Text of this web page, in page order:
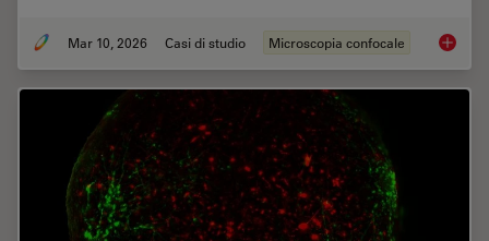
Mar 10, 2026 Casi di studio Microscopia confocale